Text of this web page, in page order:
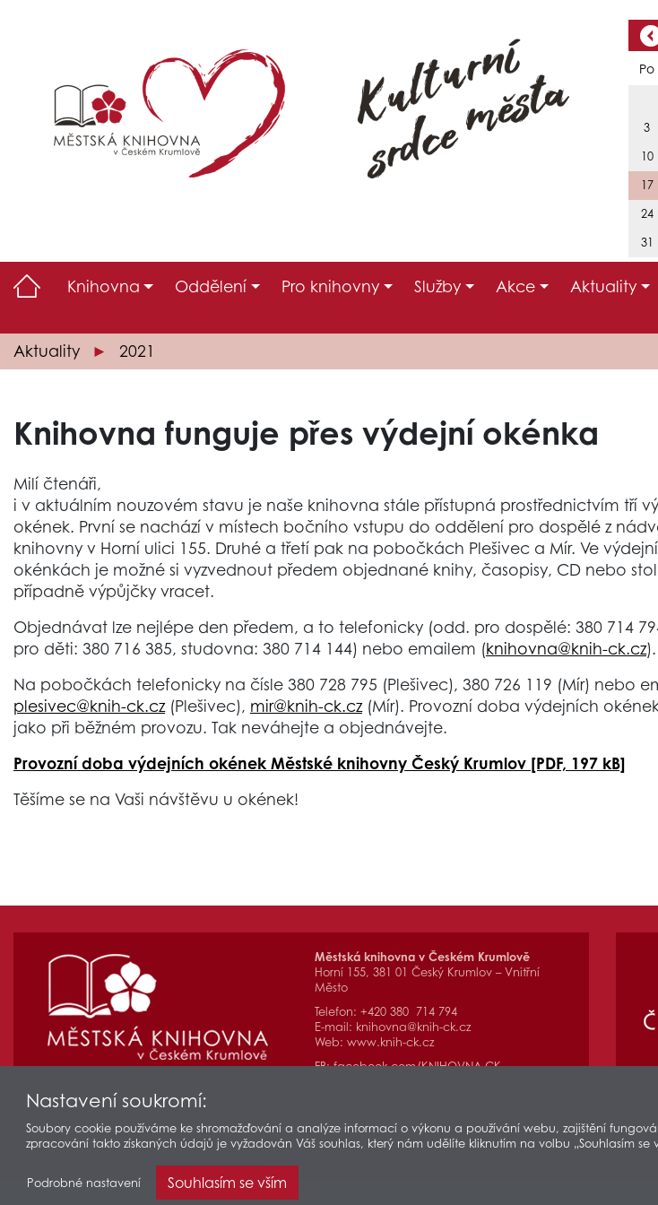
Po
3
10
17
24
31
Knihovna Oddělení Pro knihovny Služby Akce Aktuality
Aktuality 2021
Knihovna funguje přes výdejní okénka
Milí čtenáři,
i v aktuálním nouzovém stavu je naše knihovna stále přístupná prostřednictvím tří
okének. První se nachází v místech bočního vstupu do oddělení pro dospělé z
knihovny v Horní ulici 155. Druhé a třetí pak na pobočkách Plešivec a Mír. Ve
okénkách je možné si vyzvednout předem objednané knihy, časopisy, CD nebo
případně výpůjčky vracet.
Objednávat lze nejlépe den předem, a to telefonicky (odd. pro dospělé: 380 714
pro děti: 380 716 385, studovna: 380 714 144) nebo emailem (knihovna@knih-ck.cz).
Na pobočkách telefonicky na čísle 380 728 795 (Plešivec), 380 726 119 (Mír) nebo
plesivec@knih-ck.cz(Plešivec), mir@knih-ck.cz(Mír). Provozní doba výdejních
jako při běžném provozu. Tak neváhejte a objednávejte.
Provozní doba výdejních okének Městské knihovny Český Krumlov [PDF, 197 kB]
Těšíme se na Vaši návštěvu u okének!
Městská knihovna v Českém Krumlově
Horní 155, 381 01 Český Krumlov – Vnitřní
Město
Telefon: +420 380 714 794
E-mail: knihovna@knih-ck.cz
Web: www.knih-ck.cz
FB:facebook.com/KNIHOVNA.CK
Nastavení soukromí:
Soubory cookie používáme ke shromažďování a analýze informací o výkonu a používání webu, zajištění
zpracování takto získaných údajů je vyžadován Váš souhlas, který nám udělíte kliknutím na volbu „Souhlasím
Podrobné nastavení Souhlasím se vším